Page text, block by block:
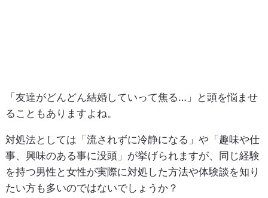
「友達がどんどん結婚していって焦る…」と頭を悩ませ
ることもありますよね。
対処法としては「流されずに冷静になる」や「趣味や仕
事、興味のある事に没頭」が挙げられますが、同じ経験
を持つ男性と女性が実際に対処した方法や体験談を知り
たい方も多いのではないでしょうか？